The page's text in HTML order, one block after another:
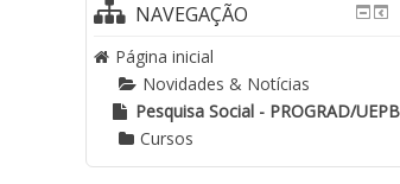
NAVEGAÇÃO
Página inicial
Novidades & Notícias
Pesquisa Social - PROGRAD/UEPB
Cursos